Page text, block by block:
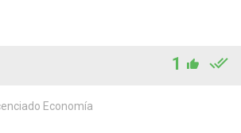
1
Economía